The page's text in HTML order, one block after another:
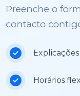
Preenche o
contacto
Horários